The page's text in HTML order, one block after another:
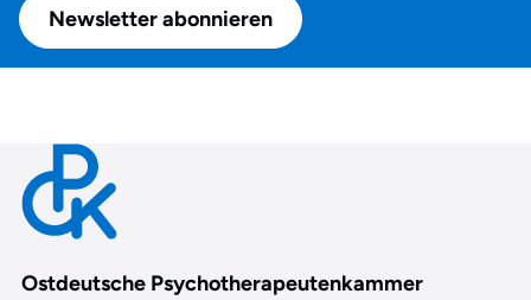
Newsletter abonnieren
Contact
Ostdeutsche Psychotherapeutenkammer